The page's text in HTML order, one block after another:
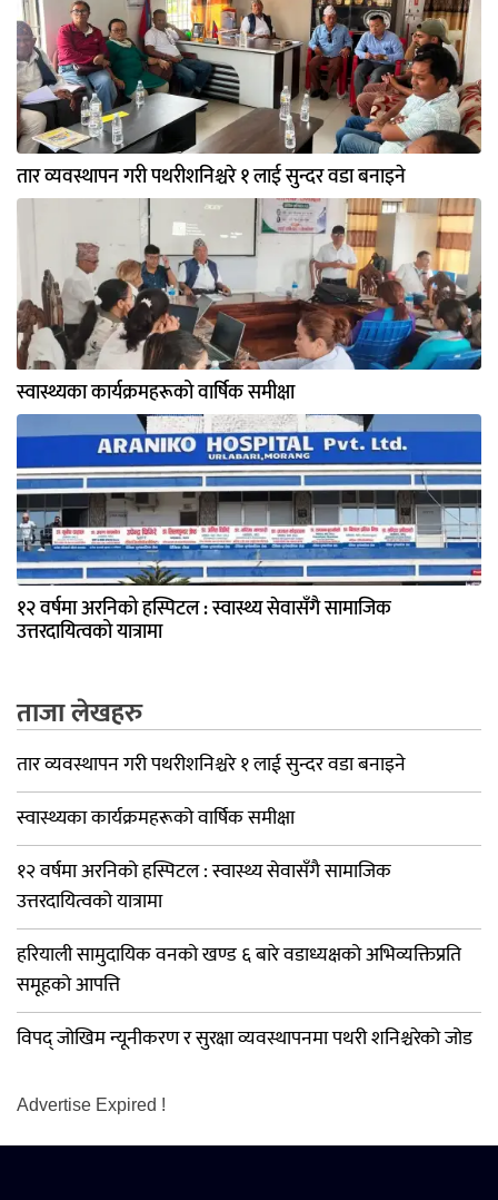
तार व्यवस्थापन गरी पथरीशनिश्चरे १ लाई सुन्दर वडा बनाइने
स्वास्थ्यका कार्यक्रमहरूको वार्षिक समीक्षा
१२ वर्षमा अरनिको हस्पिटल : स्वास्थ्य सेवासँगै सामाजिक
उत्तरदायित्वको यात्रामा
ताजा लेखहरु
तार व्यवस्थापन गरी पथरीशनिश्चरे १ लाई सुन्दर वडा बनाइने
स्वास्थ्यका कार्यक्रमहरूको वार्षिक समीक्षा
१२ वर्षमा अरनिको हस्पिटल : स्वास्थ्य सेवासँगै सामाजिक
उत्तरदायित्वको यात्रामा
हरियाली सामुदायिक वनको खण्ड ६ बारे वडाध्यक्षको अभिव्यक्तिप्रति
समूहको आपत्ति
विपद् जोखिम न्यूनीकरण र सुरक्षा व्यवस्थापनमा पथरी शनिश्चरेको जोड
Advertise Expired !